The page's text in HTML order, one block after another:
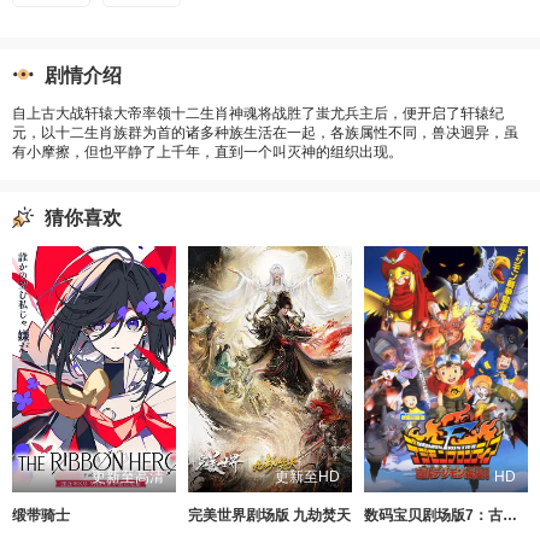
剧情介绍
自上古大战轩辕大帝率领十二生肖神魂将战胜了蚩尤兵主后，便开启了轩辕纪
元，以十二生肖族群为首的诸多种族生活在一起，各族属性不同，兽决迥异，虽
有小摩擦，但也平静了上千年，直到一个叫灭神的组织出现。
猜你喜欢
更新至高清
缎带骑士
更新至HD
完美世界剧场版 九劫焚天
HD
数码宝贝剧场版7：古代数码兽复活